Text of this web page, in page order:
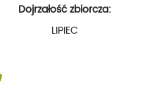
Dojrzałość zbiorcza:
LIPIEC